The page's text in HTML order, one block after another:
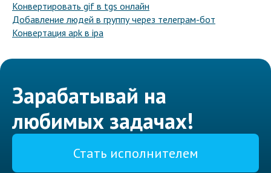
Конвертировать gif в tgs онлайн
Добавление людей в группу через телеграм-бот
Конвертация apk в ipa
Зарабатывай на
любимых задачах!
Стать исполнителем